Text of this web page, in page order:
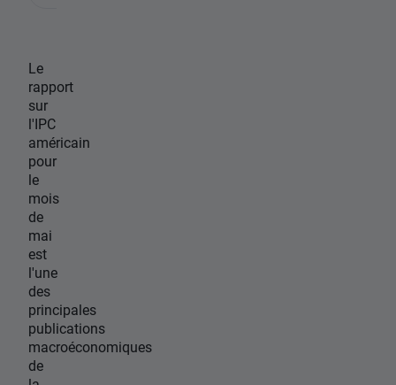
Le
rapport
sur
l'IPC
américain
pour
le
mois
de
mai
est
l'une
des
principales
publications
macroéconomiques
de